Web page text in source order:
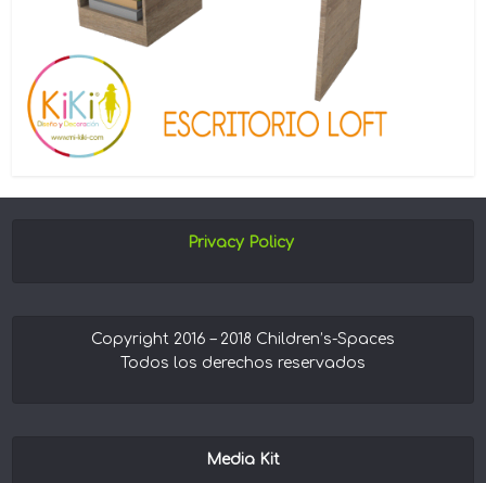
Privacy Policy
Copyright 2016 – 2018 Children’s-Spaces
Todos los derechos reservados
Media Kit